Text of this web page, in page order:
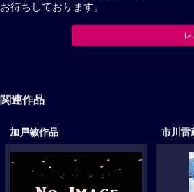
お待ちしております。
関連作品
加戸敏作品 市川雷